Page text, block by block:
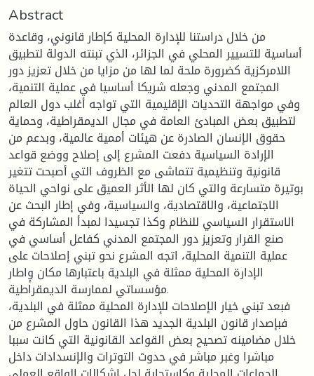
Abstract
من خلال دراستنا للإدارة المحلية كإطار قانوني، وقاعدة
أساسية للتسيير المحلي في الجزائر، الذي تبنته الدولة لتطبيق
اللامركزية كضرورة ملحة لما لها من مزايا من خلال تعزيز دور
المجتمع المدني وجعله شريكا أساسيا في عملية التنمية،
وفي مواجهة التحديات الإقليمية التي تواجه أغلب دول العالم
لتطبيق بعض المبادئ العامة في مجال الديمقراطية، وحماية
حقوق الإنسان الصادرة عن هيئات أممية عالمية، وبدعم من
الإرادة السياسية دفعت المشرع إلى إصلاح ووضع قواعد
قانونية وتنظيمية تتماشى مع الظروف التي أصبحت تتغير
بوتيرة متسارعة والتي كان لها الأثر العميق على نواحي الحياة
الاجتماعية، والاقتصادية، والسياسية، وفي إطار البحث عن
الاستقرار السياسي للنظام وكذا تجسيدا لمبدأ المشاركة في
صنع القرار وتعزيز دور المجتمع المدني كفاعل أساسي في
عملية التنمية المحلية، اتجه المشرع نحو تبني إصلاحات على
الإدارة المحلية ممثلة في البلدية باعتبارها مكان وٕاطار
مؤسساتي لممارسة الديمقراطية.
فبعد تبني خيار الإصلاحات للإدارة المحلية ممثلة في البلدية،
فبإصدار قانون البلدية الجديد هذا القانون حاول المشرع من
خلال مضامينه تصحيح بعض القواعد القانونية التي كانت سببا
مباشرا وغبر مباشر في حدوث التوترات والإنسدادات داخل